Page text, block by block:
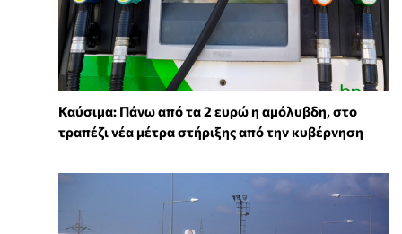
Καύσιμα: Πάνω από τα 2 ευρώ η αμόλυβδη, στο
τραπέζι νέα μέτρα στήριξης από την κυβέρνηση